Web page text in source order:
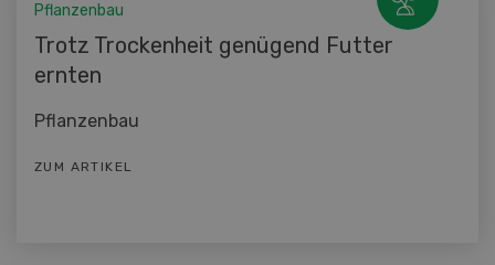
Pflanzenbau
Trotz Trockenheit genügend Futter
ernten
Pflanzenbau
ZUM ARTIKEL